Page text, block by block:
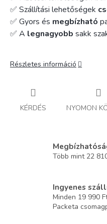
✅ Szállítási lehetőségek
✅ Gyors és megbízható
✅ A legnagyobb sakk
Részletes információ
KÉRDÉS NYOMON
Több mint 22
Ingyenes
Minden 19 990
Packeta